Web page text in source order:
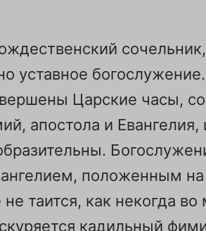
уставное богослужение.
Царские часы,
апостола и
положенным
таится, как некогда
кадильный